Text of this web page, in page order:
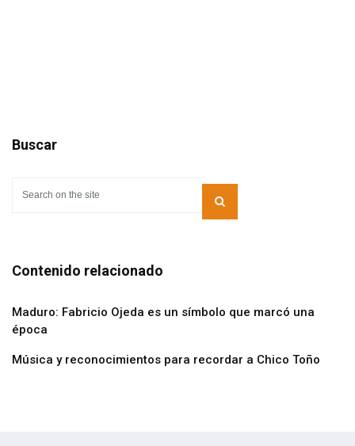
Buscar
Contenido relacionado
Maduro: Fabricio Ojeda es un símbolo que marcó una
época
Música y reconocimientos para recordar a Chico Toño